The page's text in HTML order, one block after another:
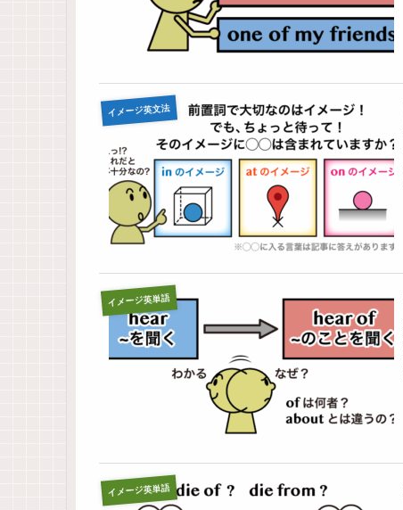
イメージ英文法
イメージ英単語
イメージ英単語